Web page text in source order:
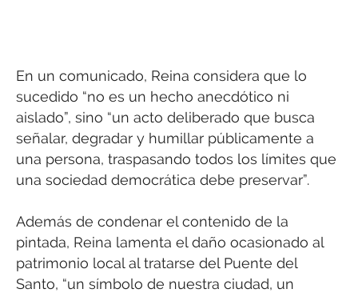
En un comunicado, Reina considera que lo
sucedido “no es un hecho anecdótico ni
aislado”, sino “un acto deliberado que busca
señalar, degradar y humillar públicamente a
una persona, traspasando todos los límites que
una sociedad democrática debe preservar”.
Además de condenar el contenido de la
pintada, Reina lamenta el daño ocasionado al
patrimonio local al tratarse del Puente del
Santo, “un símbolo de nuestra ciudad, un